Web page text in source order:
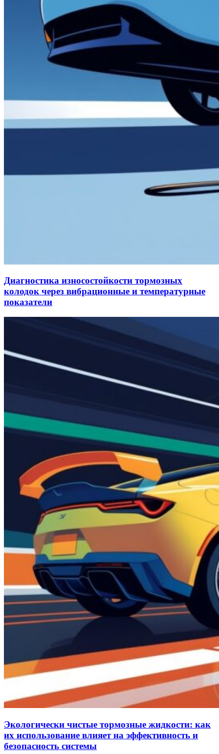
Диагностика износостойкости тормозных
колодок через вибрационные и температурные
показатели
Экологически чистые тормозные жидкости: как
их использование влияет на эффективность и
безопасность системы